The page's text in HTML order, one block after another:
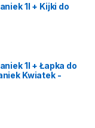
1l + Kijki do
1l + Łapka do
Kwiatek -